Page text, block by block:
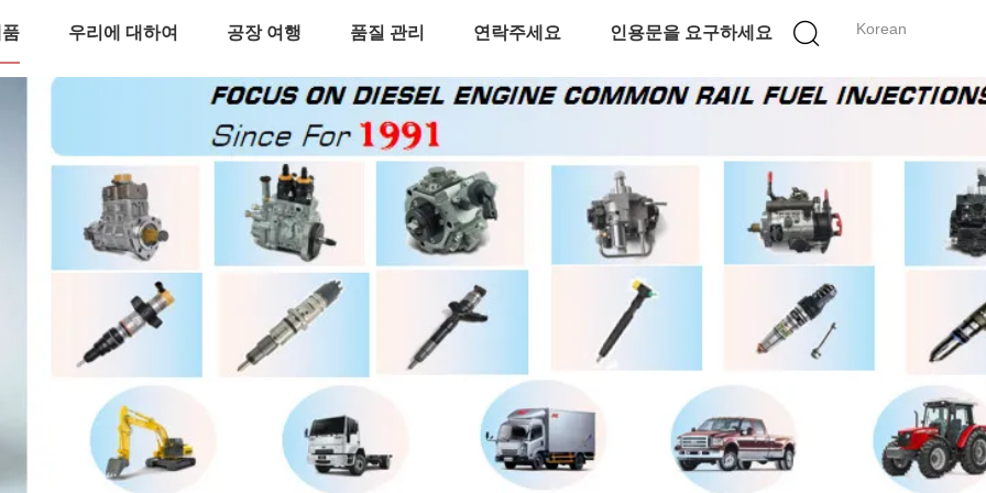
Korean
우리에 대하여 공장 여행 품질 관리 연락주세요 인용문을 요구하세요